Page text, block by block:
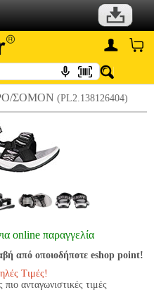
ΣΟΜΟΝ (PL2.138126404)
online παραγγελία
από οποιοδήποτε eshop point!
Τιμές!
ανταγωνιστικές τιμές